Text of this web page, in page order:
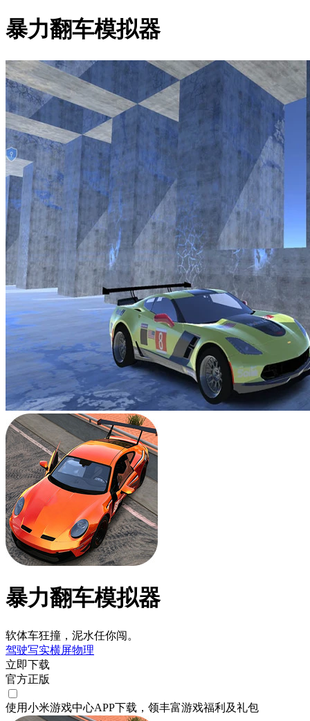
暴力翻车模拟器
暴力翻车模拟器
软体车狂撞，泥水任你闯。
驾驶写实横屏物理
立即下载
官方正版
使用小米游戏中心APP下载 ，领丰富游戏福利 及礼包